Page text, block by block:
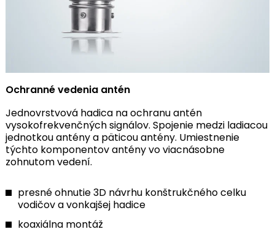
Ochranné vedenia antén
Jednovrstvová hadica na ochranu antén
vysokofrekvenčných signálov. Spojenie medzi ladiacou
jednotkou antény a päticou antény. Umiestnenie
týchto komponentov antény vo viacnásobne
zohnutom vedení.
presné ohnutie 3D návrhu konštrukčného celku
vodičov a vonkajšej hadice
koaxiálna montáž